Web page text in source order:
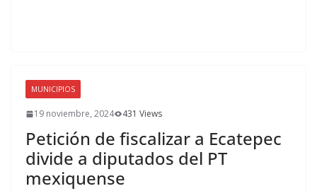
MUNICIPIOS
19 noviembre, 2024 431 Views
Petición de fiscalizar a Ecatepec
divide a diputados del PT
mexiquense